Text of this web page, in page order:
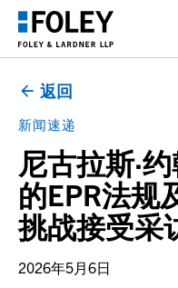
返回
新闻速递
尼古拉斯·
的EPR法规
挑战接受采
2026年5月6日